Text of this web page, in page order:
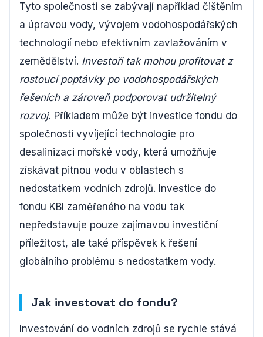
Tyto společnosti se zabývají například čištěním
a úpravou vody, vývojem vodohospodářských
technologií nebo efektivním zavlažováním v
zemědělství. Investoři tak mohou profitovat z
rostoucí poptávky po vodohospodářských
řešeních a zároveň podporovat udržitelný
rozvoj. Příkladem může být investice fondu do
společnosti vyvíjející technologie pro
desalinizaci mořské vody, která umožňuje
získávat pitnou vodu v oblastech s
nedostatkem vodních zdrojů. Investice do
fondu KBI zaměřeného na vodu tak
nepředstavuje pouze zajímavou investiční
příležitost, ale také příspěvek k řešení
globálního problému s nedostatkem vody.
Jak investovat do fondu?
Investování do vodních zdrojů se rychle stává